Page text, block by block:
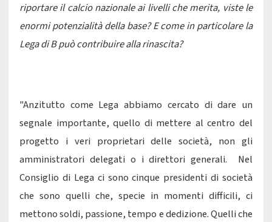
riportare il calcio nazionale ai livelli che merita, viste le
enormi potenzialità della base? E come in particolare la
Lega di B può contribuire alla rinascita?
"Anzitutto come Lega abbiamo cercato di dare un
segnale importante, quello di mettere al centro del
progetto i veri proprietari delle società, non gli
amministratori delegati o i direttori generali. Nel
Consiglio di Lega ci sono cinque presidenti di società
che sono quelli che, specie in momenti difficili, ci
mettono soldi, passione, tempo e dedizione. Quelli che